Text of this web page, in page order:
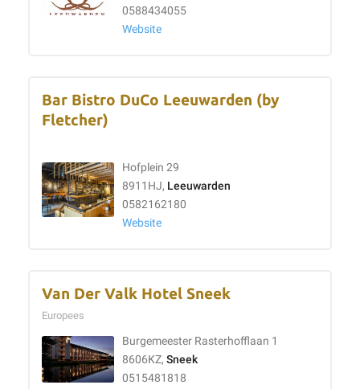
0588434055
Website
Bar Bistro DuCo Leeuwarden (by
Fletcher)
Hofplein 29
8911HJ, Leeuwarden
0582162180
Website
Van Der Valk Hotel Sneek
Europees
Burgemeester Rasterhofflaan 1
8606KZ, Sneek
0515481818